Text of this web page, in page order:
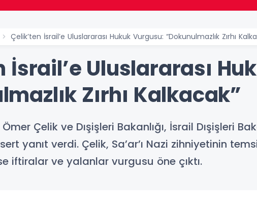
Çelik’ten İsrail’e Uluslararası Hukuk Vurgusu: “Dokunulmazlık Zırhı
İsrail’e Uluslararası
Zırhı Kalkacak”
Çelik ve Dışişleri Bakanlığı, İsrail Dışişleri
yanıt verdi. Çelik, Sa’ar’ı Nazi zihniyetinin
iftiralar ve yalanlar vurgusu öne çıktı.